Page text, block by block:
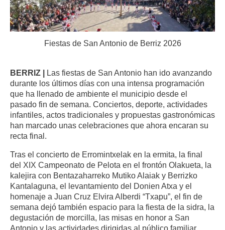
Fiestas de San Antonio de Berriz 2026
BERRIZ | Las fiestas de San Antonio han ido avanzando
durante los últimos días con una intensa programación
que ha llenado de ambiente el municipio desde el
pasado fin de semana. Conciertos, deporte, actividades
infantiles, actos tradicionales y propuestas gastronómicas
han marcado unas celebraciones que ahora encaran su
recta final.
Tras el concierto de Erromintxelak en la ermita, la final
del XIX Campeonato de Pelota en el frontón Olakueta, la
kalejira con Bentazaharreko Mutiko Alaiak y Berrizko
Kantalaguna, el levantamiento del Donien Atxa y el
homenaje a Juan Cruz Elvira Alberdi “Txapu”, el fin de
semana dejó también espacio para la fiesta de la sidra, la
degustación de morcilla, las misas en honor a San
Antonio y las actividades dirigidas al público familiar.